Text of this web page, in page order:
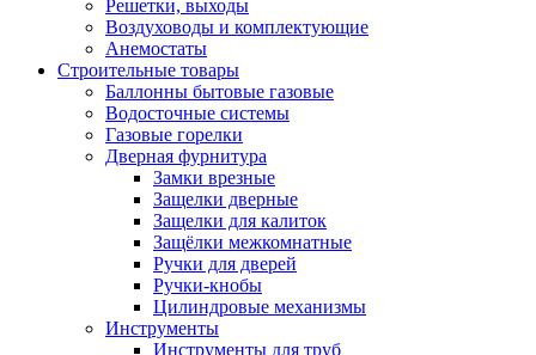
Решетки, выходы
Воздуховоды и комплектующие
Анемостаты
Строительные товары
Баллонны бытовые газовые
Водосточные системы
Газовые горелки
Дверная фурнитура
Замки врезные
Защелки дверные
Защелки для калиток
Защёлки межкомнатные
Ручки для дверей
Ручки-кнобы
Цилиндровые механизмы
Инструменты
Инструменты для труб